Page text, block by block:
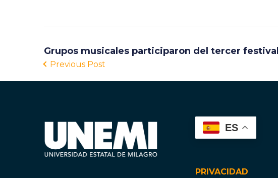
Grupos musicales participaron del tercer
Previous Post
ES
PRIVACIDAD